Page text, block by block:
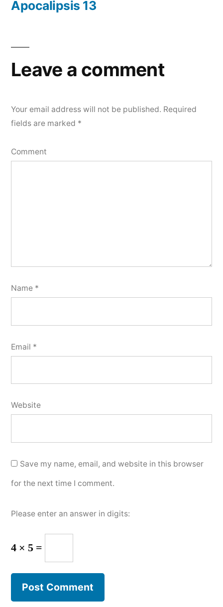
post:
Apocalipsis 13
Leave a comment
Your email address will not be published. Required
fields are marked *
Comment
Name *
Email *
Website
Save my name, email, and website in this browser
for the next time I comment.
Please enter an answer in digits:
4 × 5 =